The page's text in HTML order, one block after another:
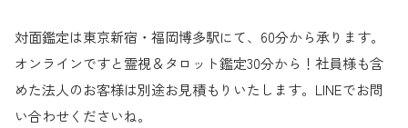
対面鑑定は東京新宿・福岡博多駅にて、60分から承ります。
オンラインですと霊視＆タロット鑑定30分から！社員様も含
めた法人のお客様は別途お見積もりいたします。LINEでお問
い合わせくださいね。